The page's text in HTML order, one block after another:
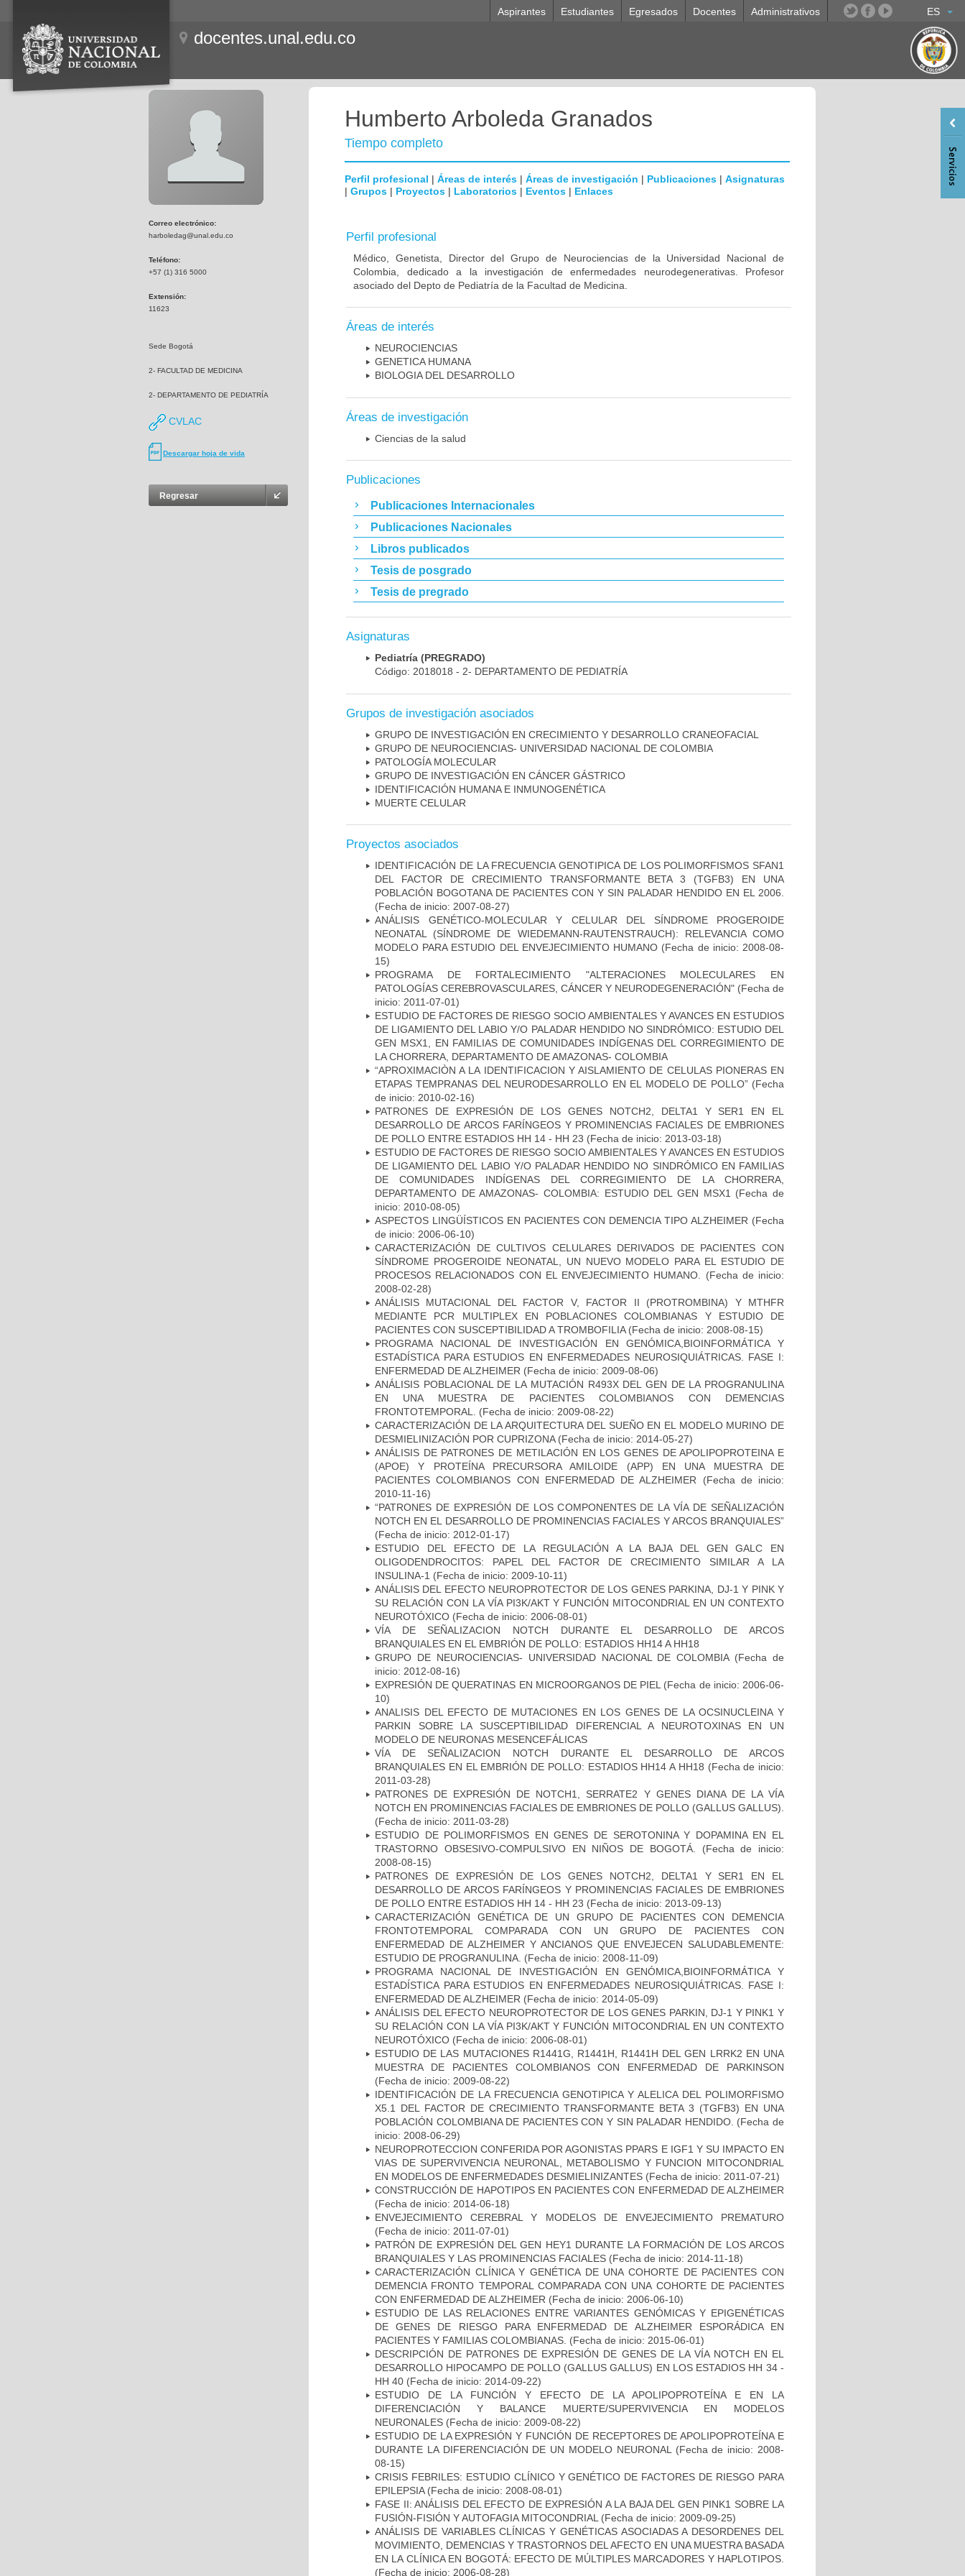
ES
Aspirantes Estudiantes Egresados Docentes Administrativos
docentes.unal.edu.co
Correo electrónico:
harboledag@unal.edu.co
Teléfono:
+57 (1) 316 5000
Extensión:
11623
Sede Bogotá
2- FACULTAD DE MEDICINA
2- DEPARTAMENTO DE PEDIATRÍA
CVLAC
Descargar hoja de vida
Regresar
Humberto Arboleda Granados
Tiempo completo
Perfil profesional | Áreas de interés | Áreas de investigación | Publicaciones | Asignaturas
| Grupos | Proyectos | Laboratorios | Eventos | Enlaces
Perfil profesional
Médico, Genetista, Director del Grupo de Neurociencias de la Universidad Nacional de
Colombia, dedicado a la investigación de enfermedades neurodegenerativas. Profesor
asociado del Depto de Pediatría de la Facultad de Medicina.
Áreas de interés
NEUROCIENCIAS
GENETICA HUMANA
BIOLOGIA DEL DESARROLLO
Áreas de investigación
Ciencias de la salud
Publicaciones
Publicaciones Internacionales
Publicaciones Nacionales
Libros publicados
Tesis de posgrado
Tesis de pregrado
Asignaturas
Pediatría (PREGRADO)
Código: 2018018 - 2- DEPARTAMENTO DE PEDIATRÍA
Grupos de investigación asociados
GRUPO DE INVESTIGACIÓN EN CRECIMIENTO Y DESARROLLO CRANEOFACIAL
GRUPO DE NEUROCIENCIAS- UNIVERSIDAD NACIONAL DE COLOMBIA
PATOLOGÍA MOLECULAR
GRUPO DE INVESTIGACIÓN EN CÁNCER GÁSTRICO
IDENTIFICACIÓN HUMANA E INMUNOGENÉTICA
MUERTE CELULAR
Proyectos asociados
IDENTIFICACIÓN DE LA FRECUENCIA GENOTIPICA DE LOS POLIMORFISMOS SFAN1
DEL FACTOR DE CRECIMIENTO TRANSFORMANTE BETA 3 (TGFB3) EN UNA
POBLACIÓN BOGOTANA DE PACIENTES CON Y SIN PALADAR HENDIDO EN EL 2006.
(Fecha de inicio: 2007-08-27)
ANÁLISIS GENÉTICO-MOLECULAR Y CELULAR DEL SÍNDROME PROGEROIDE
NEONATAL (SÍNDROME DE WIEDEMANN-RAUTENSTRAUCH): RELEVANCIA COMO
MODELO PARA ESTUDIO DEL ENVEJECIMIENTO HUMANO (Fecha de inicio: 2008-08-
15)
PROGRAMA DE FORTALECIMIENTO "ALTERACIONES MOLECULARES EN
PATOLOGÍAS CEREBROVASCULARES, CÁNCER Y NEURODEGENERACIÓN" (Fecha de
inicio: 2011-07-01)
ESTUDIO DE FACTORES DE RIESGO SOCIO AMBIENTALES Y AVANCES EN ESTUDIOS
DE LIGAMIENTO DEL LABIO Y/O PALADAR HENDIDO NO SINDRÓMICO: ESTUDIO DEL
GEN MSX1, EN FAMILIAS DE COMUNIDADES INDÍGENAS DEL CORREGIMIENTO DE
LA CHORRERA, DEPARTAMENTO DE AMAZONAS- COLOMBIA
“APROXIMACIÒN A LA IDENTIFICACION Y AISLAMIENTO DE CELULAS PIONERAS EN
ETAPAS TEMPRANAS DEL NEURODESARROLLO EN EL MODELO DE POLLO”(Fecha
de inicio: 2010-02-16)
PATRONES DE EXPRESIÓN DE LOS GENES NOTCH2, DELTA1 Y SER1 EN EL
DESARROLLO DE ARCOS FARÍNGEOS Y PROMINENCIAS FACIALES DE EMBRIONES
DE POLLO ENTRE ESTADIOS HH 14 - HH 23 (Fecha de inicio: 2013-03-18)
ESTUDIO DE FACTORES DE RIESGO SOCIO AMBIENTALES Y AVANCES EN ESTUDIOS
DE LIGAMIENTO DEL LABIO Y/O PALADAR HENDIDO NO SINDRÓMICO EN FAMILIAS
DE COMUNIDADES INDÍGENAS DEL CORREGIMIENTO DE LA CHORRERA,
DEPARTAMENTO DE AMAZONAS- COLOMBIA: ESTUDIO DEL GEN MSX1
(Fecha de
inicio: 2010-08-05)
ASPECTOS LINGÜÍSTICOS EN PACIENTES CON DEMENCIA TIPO ALZHEIMER (Fecha
de inicio: 2006-06-10)
CARACTERIZACIÓN DE CULTIVOS CELULARES DERIVADOS DE PACIENTES CON
SÍNDROME PROGEROIDE NEONATAL, UN NUEVO MODELO PARA EL ESTUDIO DE
PROCESOS RELACIONADOS CON EL ENVEJECIMIENTO HUMANO.
(Fecha de inicio:
2008-02-28)
ANÁLISIS MUTACIONAL DEL FACTOR V, FACTOR II (PROTROMBINA) Y MTHFR
MEDIANTE PCR MULTIPLEX EN POBLACIONES COLOMBIANAS Y ESTUDIO DE
PACIENTES CON SUSCEPTIBILIDAD A TROMBOFILIA(Fecha de inicio: 2008-08-15)
PROGRAMA NACIONAL DE INVESTIGACIÓN EN GENÓMICA,BIOINFORMÁTICA Y
ESTADÍSTICA PARA ESTUDIOS EN ENFERMEDADES NEUROSIQUIÁTRICAS. FASE I:
ENFERMEDAD DE ALZHEIMER (Fecha de inicio: 2009-08-06)
ANÁLISIS POBLACIONAL DE LA MUTACIÓN R493X DEL GEN DE LA PROGRANULINA
EN UNA MUESTRA DE PACIENTES COLOMBIANOS CON DEMENCIAS
FRONTOTEMPORAL.
(Fecha de inicio: 2009-08-22)
CARACTERIZACIÓN DE LA ARQUITECTURA DEL SUEÑO EN EL MODELO MURINO DE
DESMIELINIZACIÓN POR CUPRIZONA(Fecha de inicio: 2014-05-27)
ANÁLISIS DE PATRONES DE METILACIÓN EN LOS GENES DE APOLIPOPROTEINA E
(APOE) Y PROTEÍNA PRECURSORA AMILOIDE (APP) EN UNA MUESTRA DE
PACIENTES COLOMBIANOS CON ENFERMEDAD DE ALZHEIMER (Fecha de inicio:
2010-11-16)
“PATRONES DE EXPRESIÓN DE LOS COMPONENTES DE LA VÍA DE SEÑALIZACIÓN
NOTCH EN EL DESARROLLO DE PROMINENCIAS FACIALES Y ARCOS BRANQUIALES”
(Fecha de inicio: 2012-01-17)
ESTUDIO DEL EFECTO DE LA REGULACIÓN A LA BAJA DEL GEN GALC EN
OLIGODENDROCITOS: PAPEL DEL FACTOR DE CRECIMIENTO SIMILAR A LA
INSULINA-1 (Fecha de inicio: 2009-10-11)
ANÁLISIS DEL EFECTO NEUROPROTECTOR DE LOS GENES PARKINA, DJ-1 Y PINK Y
SU RELACIÓN CON LA VÍA PI3K/AKT Y FUNCIÓN MITOCONDRIAL EN UN CONTEXTO
NEUROTÓXICO (Fecha de inicio: 2006-08-01)
VÍA DE SEÑALIZACION NOTCH DURANTE EL DESARROLLO DE ARCOS
BRANQUIALES EN EL EMBRIÓN DE POLLO: ESTADIOS HH14 A HH18
GRUPO DE NEUROCIENCIAS- UNIVERSIDAD NACIONAL DE COLOMBIA(Fecha de
inicio: 2012-08-16)
EXPRESIÓN DE QUERATINAS EN MICROORGANOS DE PIEL (Fecha de inicio: 2006-06-
10)
ANALISIS DEL EFECTO DE MUTACIONES EN LOS GENES DE LA OCSINUCLEINA Y
PARKIN SOBRE LA SUSCEPTIBILIDAD DIFERENCIAL A NEUROTOXINAS EN UN
MODELO DE NEURONAS MESENCEFÁLICAS
VÍA DE SEÑALIZACION NOTCH DURANTE EL DESARROLLO DE ARCOS
BRANQUIALES EN EL EMBRIÓN DE POLLO: ESTADIOS HH14 A HH18 (Fecha de inicio:
2011-03-28)
PATRONES DE EXPRESIÓN DE NOTCH1, SERRATE2 Y GENES DIANA DE LA VÍA
NOTCH EN PROMINENCIAS FACIALES DE EMBRIONES DE POLLO (GALLUS GALLUS).
(Fecha de inicio: 2011-03-28)
ESTUDIO DE POLIMORFISMOS EN GENES DE SEROTONINA Y DOPAMINA EN EL
TRASTORNO OBSESIVO-COMPULSIVO EN NIÑOS DE BOGOTÁ.
(Fecha de inicio:
2008-08-15)
PATRONES DE EXPRESIÓN DE LOS GENES NOTCH2, DELTA1 Y SER1 EN EL
DESARROLLO DE ARCOS FARÍNGEOS Y PROMINENCIAS FACIALES DE EMBRIONES
DE POLLO ENTRE ESTADIOS HH 14 - HH 23 (Fecha de inicio: 2013-09-13)
CARACTERIZACIÓN GENÉTICA DE UN GRUPO DE PACIENTES CON DEMENCIA
FRONTOTEMPORAL COMPARADA CON UN GRUPO DE PACIENTES CON
ENFERMEDAD DE ALZHEIMER Y ANCIANOS QUE ENVEJECEN SALUDABLEMENTE:
ESTUDIO DE PROGRANULINA. (Fecha de inicio: 2008-11-09)
PROGRAMA NACIONAL DE INVESTIGACIÓN EN GENÓMICA,BIOINFORMÁTICA Y
ESTADÍSTICA PARA ESTUDIOS EN ENFERMEDADES NEUROSIQUIÁTRICAS. FASE I:
ENFERMEDAD DE ALZHEIMER (Fecha de inicio: 2014-05-09)
ANÁLISIS DEL EFECTO NEUROPROTECTOR DE LOS GENES PARKIN, DJ-1 Y PINK1 Y
SU RELACIÓN CON LA VÍA PI3K/AKT Y FUNCIÓN MITOCONDRIAL EN UN CONTEXTO
NEUROTÓXICO (Fecha de inicio: 2006-08-01)
ESTUDIO DE LAS MUTACIONES R1441G, R1441H, R1441H DEL GEN LRRK2 EN UNA
MUESTRA DE PACIENTES COLOMBIANOS CON ENFERMEDAD DE PARKINSON
(Fecha de inicio: 2009-08-22)
IDENTIFICACIÓN DE LA FRECUENCIA GENOTIPICA Y ALELICA DEL POLIMORFISMO
X5.1 DEL FACTOR DE CRECIMIENTO TRANSFORMANTE BETA 3 (TGFB3) EN UNA
POBLACIÓN COLOMBIANA DE PACIENTES CON Y SIN PALADAR HENDIDO. (Fecha de
inicio: 2008-06-29)
NEUROPROTECCION CONFERIDA POR AGONISTAS PPARS E IGF1 Y SU IMPACTO EN
VIAS DE SUPERVIVENCIA NEURONAL, METABOLISMO Y FUNCION MITOCONDRIAL
EN MODELOS DE ENFERMEDADES DESMIELINIZANTES (Fecha de inicio: 2011-07-21)
CONSTRUCCIÓN DE HAPOTIPOS EN PACIENTES CON ENFERMEDAD DE ALZHEIMER
(Fecha de inicio: 2014-06-18)
ENVEJECIMIENTO CEREBRAL Y MODELOS DE ENVEJECIMIENTO PREMATURO
(Fecha de inicio: 2011-07-01)
PATRÓN DE EXPRESIÓN DEL GEN HEY1 DURANTE LA FORMACIÓN DE LOS ARCOS
BRANQUIALES Y LAS PROMINENCIAS FACIALES (Fecha de inicio: 2014-11-18)
CARACTERIZACIÓN CLÍNICA Y GENÉTICA DE UNA COHORTE DE PACIENTES CON
DEMENCIA FRONTO TEMPORAL COMPARADA CON UNA COHORTE DE PACIENTES
CON ENFERMEDAD DE ALZHEIMER (Fecha de inicio: 2006-06-10)
ESTUDIO DE LAS RELACIONES ENTRE VARIANTES GENÓMICAS Y EPIGENÉTICAS
DE GENES DE RIESGO PARA ENFERMEDAD DE ALZHEIMER ESPORÁDICA EN
PACIENTES Y FAMILIAS COLOMBIANAS. (Fecha de inicio: 2015-06-01)
DESCRIPCIÓN DE PATRONES DE EXPRESIÓN DE GENES DE LA VÍA NOTCH EN EL
DESARROLLO HIPOCAMPO DE POLLO (GALLUS GALLUS) EN LOS ESTADIOS HH 34 -
HH 40 (Fecha de inicio: 2014-09-22)
ESTUDIO DE LA FUNCIÓN Y EFECTO DE LA APOLIPOPROTEÍNA E EN LA
DIFERENCIACIÓN Y BALANCE MUERTE/SUPERVIVENCIA EN MODELOS
NEURONALES (Fecha de inicio: 2009-08-22)
ESTUDIO DE LA EXPRESIÓN Y FUNCIÓN DE RECEPTORES DE APOLIPOPROTEÍNA E
DURANTE LA DIFERENCIACIÓN DE UN MODELO NEURONAL
(Fecha de inicio: 2008-
08-15)
CRISIS FEBRILES: ESTUDIO CLÍNICO Y GENÉTICO DE FACTORES DE RIESGO PARA
EPILEPSIA(Fecha de inicio: 2008-08-01)
FASE II: ANÁLISIS DEL EFECTO DE EXPRESIÓN A LA BAJA DEL GEN PINK1 SOBRE LA
FUSIÓN-FISIÓN Y AUTOFAGIA MITOCONDRIAL (Fecha de inicio: 2009-09-25)
ANÁLISIS DE VARIABLES CLÍNICAS Y GENÉTICAS ASOCIADAS A DESORDENES DEL
MOVIMIENTO, DEMENCIAS Y TRASTORNOS DEL AFECTO EN UNA MUESTRA BASADA
EN LA CLÍNICA EN BOGOTÁ: EFECTO DE MÚLTIPLES MARCADORES Y HAPLOTIPOS.
(Fecha de inicio: 2006-08-28)